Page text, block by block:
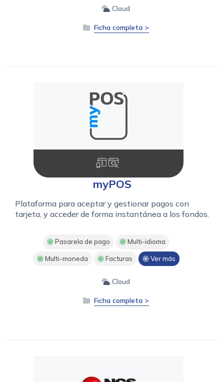
Cloud
Ficha completa >
myPOS
Plataforma para aceptar y gestionar pagos con
tarjeta, y acceder de forma instantánea a los fondos.
Pasarela de pago Multi-idioma
Multi-moneda Facturas Ver más
Cloud
Ficha completa >